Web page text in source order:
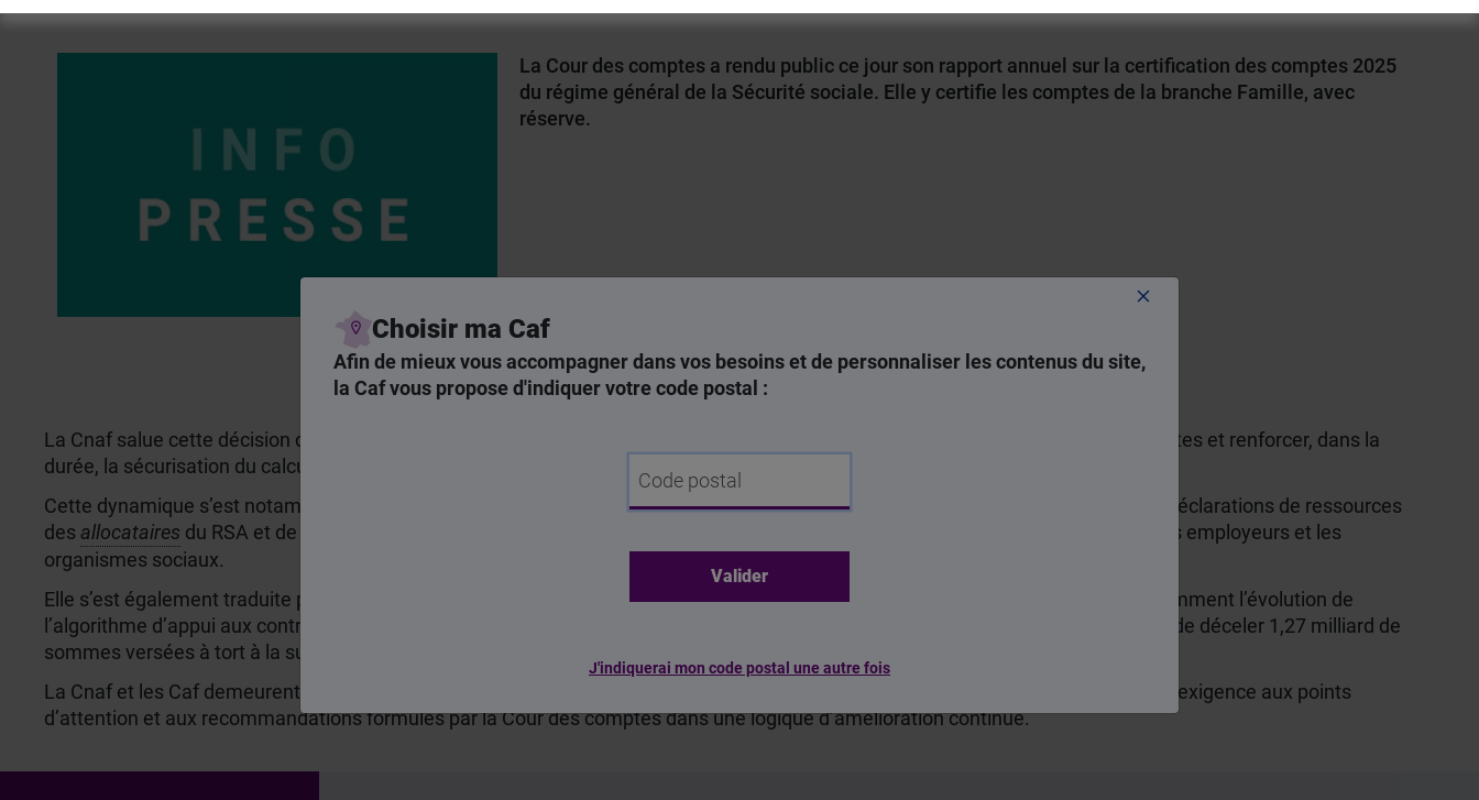
Choisir ma Caf
Afin de mieux vous accompagner dans vos besoins et de personnaliser les contenus du site,
la Caf vous propose d'indiquer votre code postal :
J'indiquerai mon code postal une autre fois
La Cour des comptes a rendu public ce jour son rapport annuel sur la certification des comptes 2025
du régime général de la Sécurité sociale. Elle y certifie les comptes de la branche Famille, avec
réserve.
La Cnaf salue cette décision qui témoigne des efforts engagés par la Cnaf et l’ensemble des Caf pour garantir la fiabilité des comptes et renforcer, dans la
durée, la sécurisation du calcul comme du versement des prestations.
Cette dynamique s’est notamment appuyé, en 2025, sur la mise en œuvre de la solidarité à la source, qui contribue à fiabiliser les déclarations de ressources
des allocataires du RSA et de la prime d’activité grâce au pré-remplissage automatique à partir des informations transmises par les employeurs et les
organismes sociaux.
Elle s’est également traduite par la poursuite des travaux engagés en matière de prévention et de lutte contre la fraude, avec notamment l’évolution de
l’algorithme d’appui aux contrôles pour en améliorer l’efficacité dans un cadre éthique renforcé. En 2025, ces contrôles ont permis de déceler 1,27 milliard de
sommes versées à tort à la suite d’erreurs, volontaires ou non, des allocataires.
La Cnaf et les Caf demeurent pleinement mobilisées pour poursuivre ce travail, consolider les progrès accomplis et répondre avec exigence aux points
d’attention et aux recommandations formulés par la Cour des comptes dans une logique d’amélioration continue.